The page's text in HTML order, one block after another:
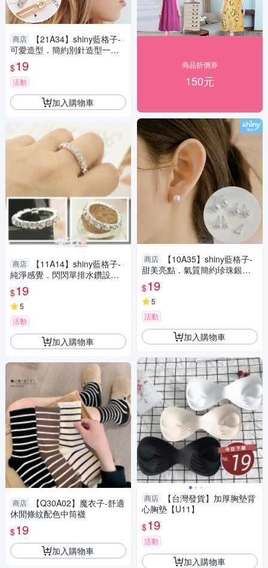
商店
【21A34】shiny藍格子-
可愛造型．簡約別針造型一字
髮夾
$19
活動
加入購物車
商店
【11A14】shiny藍格子-
純淨感覺．閃閃單排水鑽設計
彈力戒指
$19
5
活動
加入購物車
商店
【Q30A02】魔衣子-舒適
休閒條紋配色中筒襪
$19
加入購物車
商品折價券
150元
商店
【10A35】shiny藍格子-
甜美亮點．氣質簡約珍珠銀針
防過敏耳環
$19
5
活動
加入購物車
商店
【台灣發貨】加厚胸墊背
心胸墊【U11】
$19
活動
加入購物車